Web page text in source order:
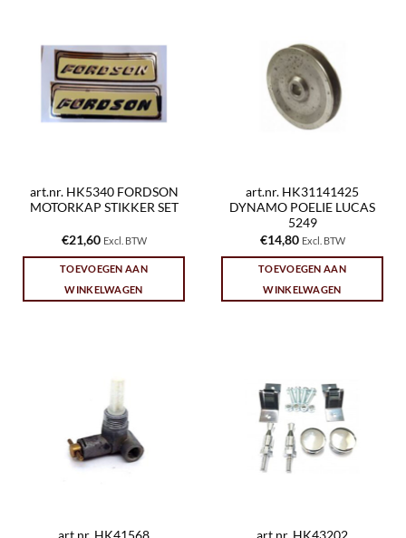
art.nr. HK5340 FORDSON
MOTORKAP STIKKER SET
€21,60 Excl. BTW
TOEVOEGEN AAN
WINKELWAGEN
art.nr. HK31141425
DYNAMO POELIE LUCAS
5249
€14,80 Excl. BTW
TOEVOEGEN AAN
WINKELWAGEN